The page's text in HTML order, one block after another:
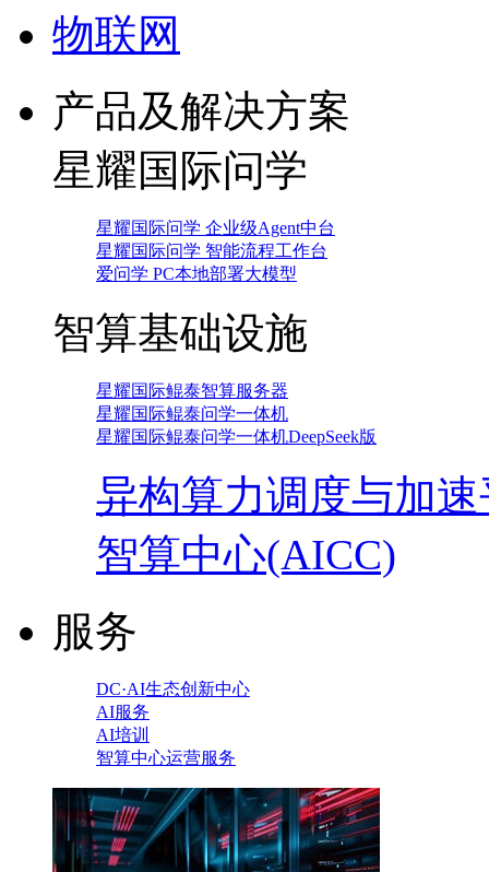
物联网
产品及解决方案
星耀国际问学
星耀国际问学 企业级Agent中台
星耀国际问学 智能流程工作台
爱问学 PC本地部署大模型
智算基础设施
星耀国际鲲泰智算服务器
星耀国际鲲泰问学一体机
星耀国际鲲泰问学一体机DeepSeek版
异构算力调度与加
智算中心(AICC)
服务
DC·AI生态创新中心
AI服务
AI培训
智算中心运营服务